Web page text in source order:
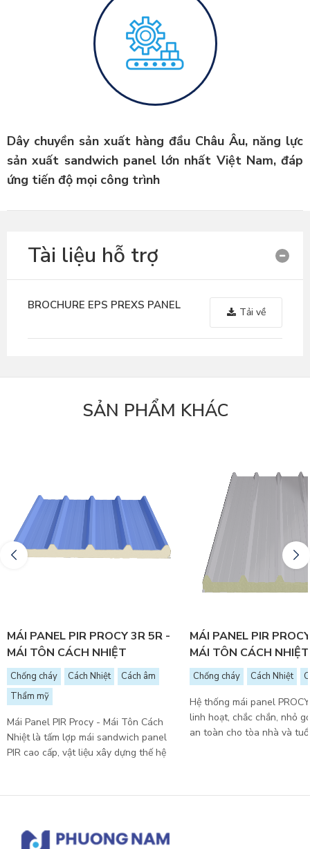
Dây chuyền sản xuất hàng đầu Châu Âu, năng lực
sản xuất sandwich panel lớn nhất Việt Nam, đáp
ứng tiến độ mọi công trình
Tài liệu hỗ trợ
BROCHURE EPS PREXS PANEL
Tải về
SẢN PHẨM KHÁC
MÁI PANEL PIR PROCY 3R 5R -
MÁI TÔN CÁCH NHIỆT
Chống cháy Cách Nhiệt
Cách âm
Thẩm mỹ
Mái Panel PIR Procy - Mái Tôn Cách
Nhiệt là tấm lợp mái sandwich panel
PIR cao cấp, vật liệu xây dựng thế hệ
MÁI PANEL PIR
MÁI TÔN CÁCH NHIỆT
Chống cháy Cách Nhiệt
Hệ thống mái panel
linh hoạt, chắc chắn, nhỏ
an toàn cho tòa nhà và